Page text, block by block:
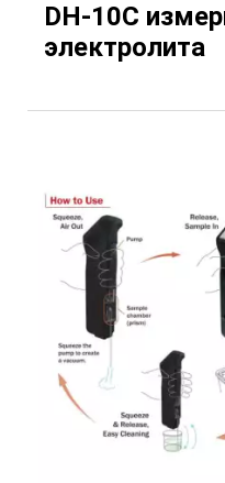
DH-10C
электролита